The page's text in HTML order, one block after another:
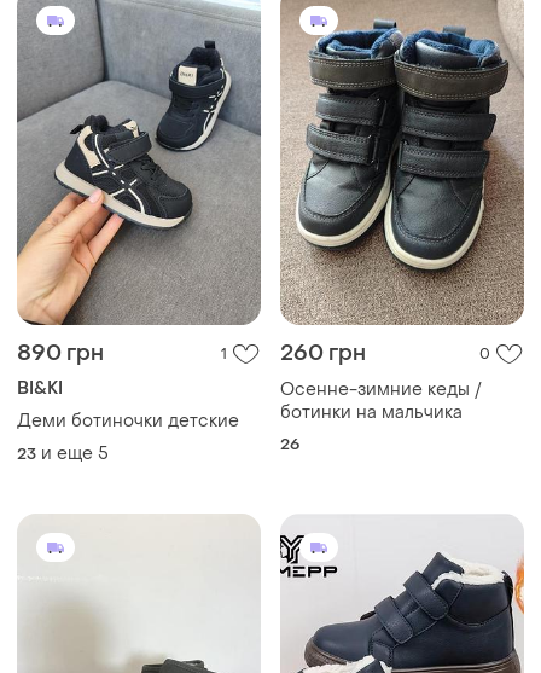
890 грн 1
BI&KI
Деми ботиночки детские
23 и еще 5
260 грн 0
Осенне-зимние кеды /
ботинки на мальчика
26